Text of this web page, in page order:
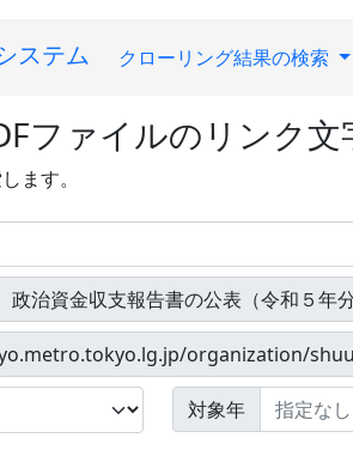
ステム クローリング結果の検索
ファイルのリンク文
ます。
対象年